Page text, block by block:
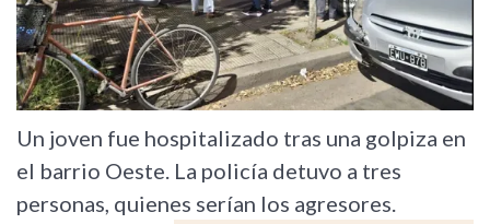
Un joven fue hospitalizado tras una golpiza en
el barrio Oeste. La policía detuvo a tres
personas, quienes serían los agresores.